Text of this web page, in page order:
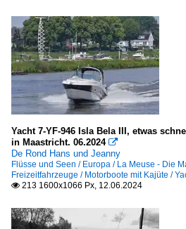
Yacht 7-YF-946 Isla Bela III, etwas
in Maastricht. 06.2024 
De Rond Hans und Jeanny
Flüsse und Seen / Europa / La Meuse - Die
Freizeitfahrzeuge / Motorboote mit Kajüte /
 213 1600x1066 Px, 12.06.2024